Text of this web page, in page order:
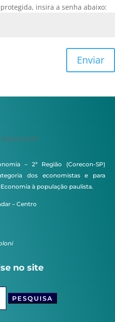
insira a senha abaixo:
Enviar
– 2ª Região (Corecon-SP)
dos economistas e para
à população paulista.
– Centro
no site